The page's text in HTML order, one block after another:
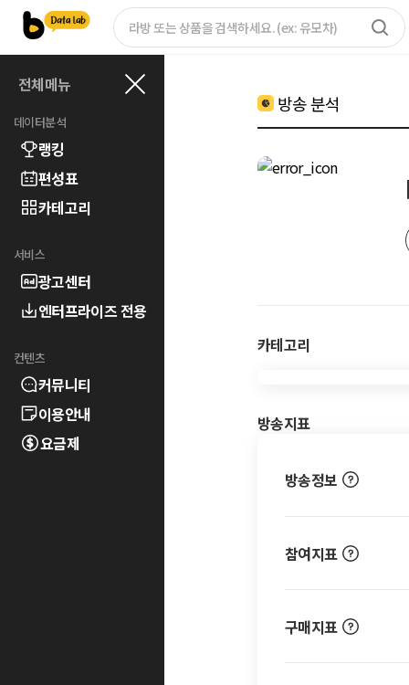
전체메뉴
데이터분석
랭킹
편성표
카테고리
서비스
광고센터
엔터프라이즈 전용
컨텐츠
커뮤니티
이용안내
요금제
방송 분석
카테고리
방송지표
방송정보
참여지표
구매지표